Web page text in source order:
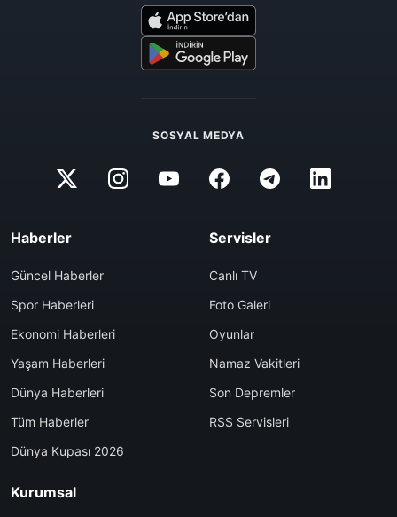
SOSYAL MEDYA
Haberler
Güncel Haberler
Spor Haberleri
Ekonomi Haberleri
Yaşam Haberleri
Dünya Haberleri
Tüm Haberler
Dünya Kupası 2026
Servisler
Canlı TV
Foto Galeri
Oyunlar
Namaz Vakitleri
Son Depremler
RSS Servisleri
Kurumsal